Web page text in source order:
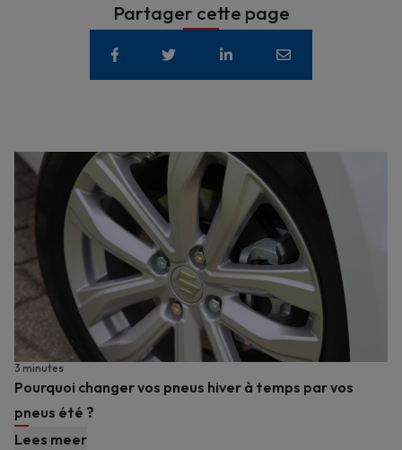
Partager cette page
Pourquoi changer vos pneus hiver à temps par vos
pneus été ?
3 minutes
Lees meer